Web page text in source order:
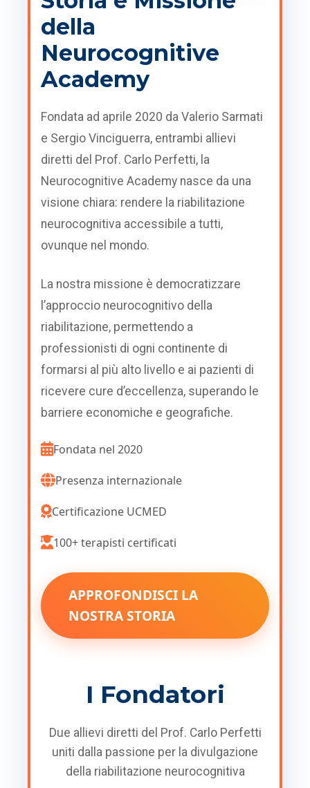
della
Neurocognitive
Academy
Fondata ad aprile 2020 da Valerio Sarmati
e Sergio Vinciguerra, entrambi allievi
diretti del Prof. Carlo Perfetti, la
Neurocognitive Academy nasce da una
visione chiara: rendere la riabilitazione
neurocognitiva accessibile a tutti,
ovunque nel mondo.
La nostra missione è democratizzare
l’approccio neurocognitivo della
riabilitazione, permettendo a
professionisti di ogni continente di
formarsi al più alto livello e ai pazienti di
ricevere cure d’eccellenza, superando le
barriere economiche e geografiche.
Fondata nel 2020
Presenza internazionale
Certificazione UCMED
100+ terapisti certificati
APPROFONDISCI LA
NOSTRA STORIA
I Fondatori
Due allievi diretti del Prof. Carlo Perfetti
uniti dalla passione per la divulgazione
della riabilitazione neurocognitiva